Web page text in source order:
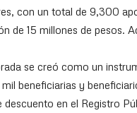
con un total de 9,300
de 15 millones de pesos.
se creó como un
beneficiarias y
en el Registro